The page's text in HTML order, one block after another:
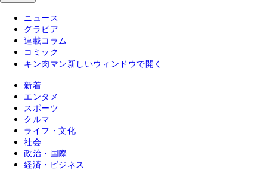
ニュース
グラビア
連載コラム
コミック
キン肉マン 新しいウィンドウで開く
新着
エンタメ
スポーツ
クルマ
ライフ・文化
社会
政治・国際
経済・ビジネス